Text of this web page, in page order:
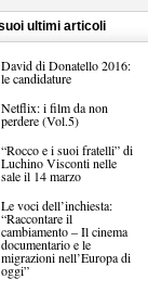
suoi ultimi articoli
David di Donatello 2016:
le candidature
Netflix: i film da non
perdere (Vol.5)
“Rocco e i suoi fratelli” di
Luchino Visconti nelle
sale il 14 marzo
Le voci dell’inchiesta:
“Raccontare il
cambiamento – Il cinema
documentario e le
migrazioni nell’Europa di
oggi”